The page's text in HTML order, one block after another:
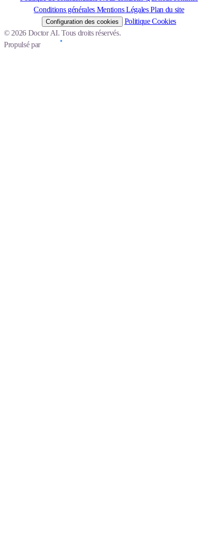
Conditions générales Mentions Légales Plan du site
Configuration des cookies
Politique Cookies
© 2026 Doctor AI. Tous droits réservés.
Propulsé par